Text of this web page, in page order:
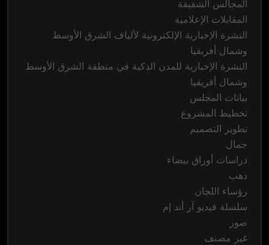
المجالس الشقيقة
المقابلات الإعلامية
النشرة الإخبارية الإلكترونية لألياف الشرق الأوسط
وشمال أفريقيا
النشرة الإخبارية للمدن الذكية في منطقة الشرق الأوسط
وشمال أفريقيا
بيانات المجلس
تخطيط المشروع
تطوير التصميم
جمال
دراسات أوراق بيضاء
ذهب
رؤساء اللجان
سلسلة فيديو آر أند إم
صور
غير مصنف